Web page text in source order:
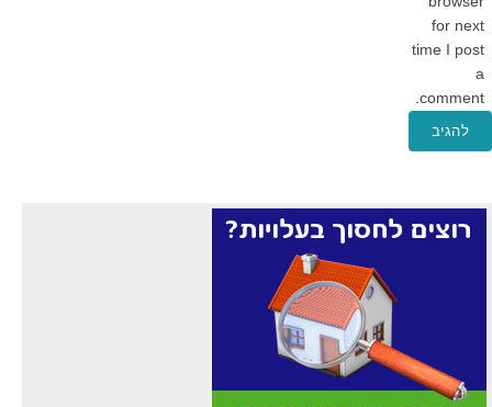
for next
time I post
a
comment.